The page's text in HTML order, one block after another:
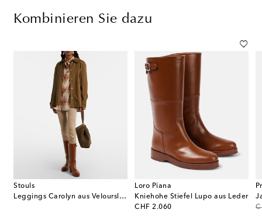
Kombinieren Sie dazu
Stouls
Leggings Carolyn aus Veloursleder
Loro Piana
Kniehohe Stiefel Lupo aus Leder
CHF 2.060
original price